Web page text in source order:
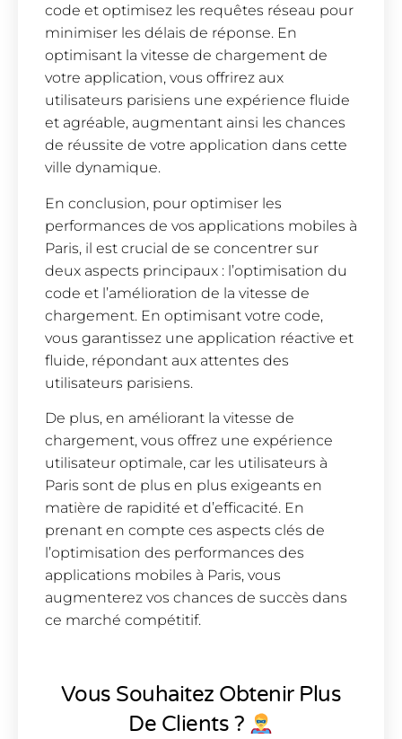
code et optimisez les requêtes réseau pour
minimiser les délais de réponse. En
optimisant la vitesse de chargement de
votre application, vous offrirez aux
utilisateurs parisiens une expérience fluide
et agréable, augmentant ainsi les chances
de réussite de votre application dans cette
ville dynamique.
En conclusion, pour optimiser les
performances de vos applications mobiles à
Paris, il est crucial de se concentrer sur
deux aspects principaux : l’optimisation du
code et l’amélioration de la vitesse de
chargement. En optimisant votre code,
vous garantissez une application réactive et
fluide, répondant aux attentes des
utilisateurs parisiens.
De plus, en améliorant la vitesse de
chargement, vous offrez une expérience
utilisateur optimale, car les utilisateurs à
Paris sont de plus en plus exigeants en
matière de rapidité et d’efficacité. En
prenant en compte ces aspects clés de
l’optimisation des performances des
applications mobiles à Paris, vous
augmenterez vos chances de succès dans
ce marché compétitif.
Vous Souhaitez Obtenir Plus
De Clients ?